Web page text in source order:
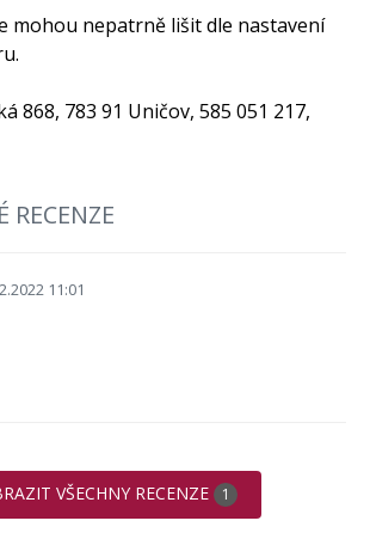
mohou nepatrně lišit dle nastavení
868, 783 91 Uničov, 585 051 217,
RECENZE
11:01
VŠECHNY RECENZE 1